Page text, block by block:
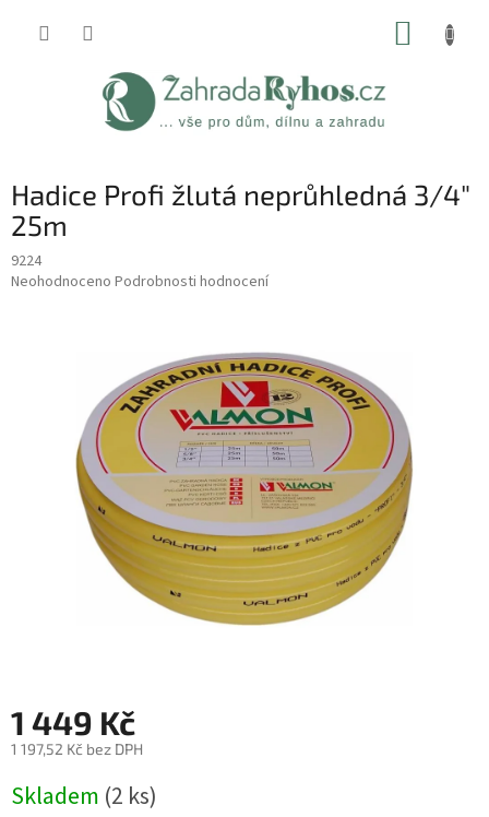
Hadice Profi žlutá neprůhledná 3/4"
25m
9224
Průměrné
Neohodnoceno Podrobnosti hodnocení
1 449 Kč
1 197,52 Kč bez DPH
cena:
Skladem (2 ks)